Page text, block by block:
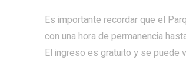
Es importante recordar que el
con una hora de permanencia
El ingreso es gratuito y se puede